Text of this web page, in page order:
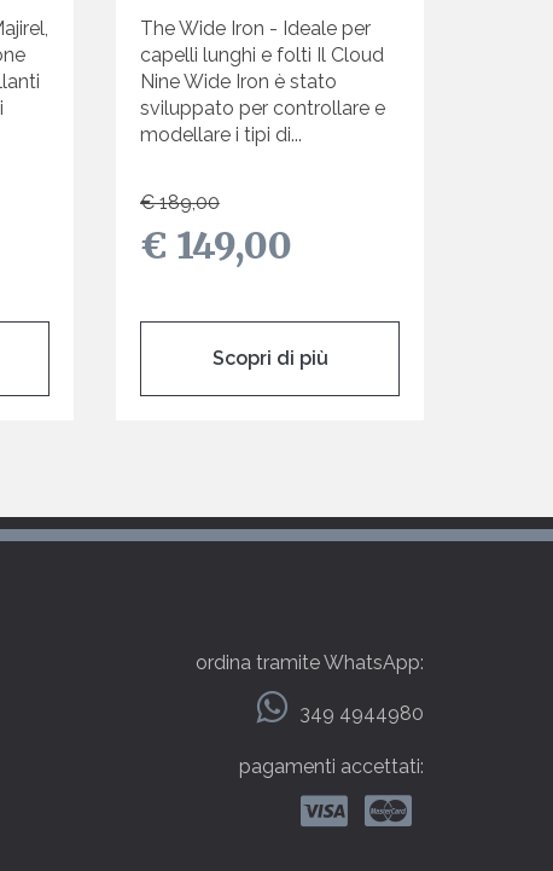
The Wide Iron - Ideale per
capelli lunghi e folti Il Cloud
Nine Wide Iron è stato
sviluppato per controllare e
modellare i tipi di...
€ 189,00
€ 149,00
Scopri di più
ordina tramite WhatsApp:
349 4944980
pagamenti accettati: